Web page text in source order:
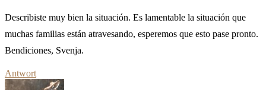
Describiste muy bien la situación. Es lamentable la situación que
muchas familias están atravesando, esperemos que esto pase pronto.
Bendiciones, Svenja.
Antwort